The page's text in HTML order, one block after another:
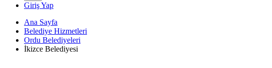
Giriş Yap
Ana Sayfa
Belediye Hizmetleri
Ordu Belediyeleri
İkizce Belediyesi